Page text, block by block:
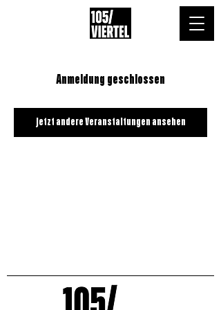
Anmeldung geschlossen
Jetzt andere Veranstaltungen ansehen